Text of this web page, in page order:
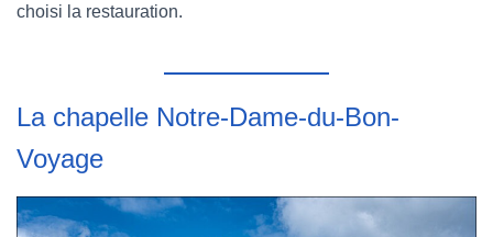
choisi la restauration.
La chapelle Notre-Dame-du-Bon-
Voyage